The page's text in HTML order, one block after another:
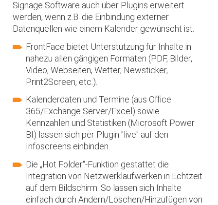
Signage Software auch über Plugins erweitert
werden, wenn z.B. die Einbindung externer
Datenquellen wie einem Kalender gewünscht ist.
FrontFace bietet Unterstützung für Inhalte in
nahezu allen gängigen Formaten (PDF, Bilder,
Video, Webseiten, Wetter, Newsticker,
Print2Screen, etc.).
Kalenderdaten und Termine (aus Office
365/Exchange Server/Excel) sowie
Kennzahlen und Statistiken (Microsoft Power
BI) lassen sich per Plugin "live" auf den
Infoscreens einbinden.
Die „Hot Folder“-Funktion gestattet die
Integration von Netzwerklaufwerken in Echtzeit
auf dem Bildschirm. So lassen sich Inhalte
einfach durch Ändern/Löschen/Hinzufügen von